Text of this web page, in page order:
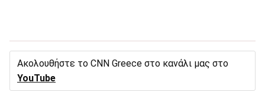
Ακολουθήστε το CNN Greece στο κανάλι μας στο
YouTube